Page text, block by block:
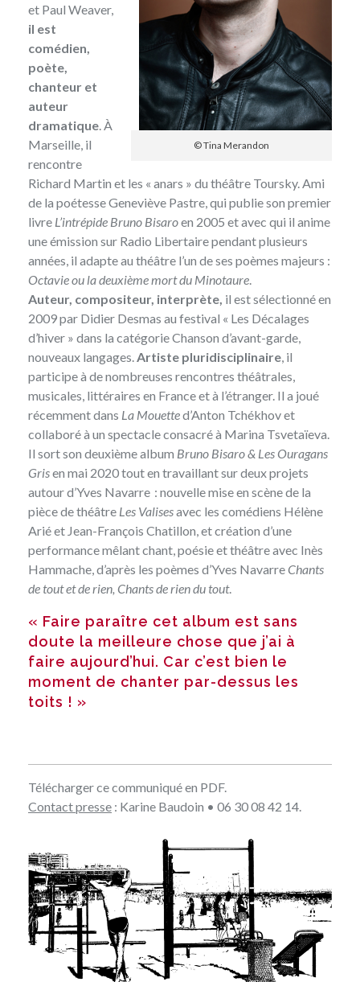
© Tina Merandon
et Paul Weaver,
il est
comédien,
poète,
chanteur et
auteur
dramatique . À
Marseille, il
rencontre
Richard Martin et les « anars » du théâtre Toursky. Ami
de la poétesse Geneviève Pastre, qui publie son premier
livre L’intrépide Bruno Bisaroen 2005 et avec qui il anime
une émission sur Radio Libertaire pendant plusieurs
années, il adapte au théâtre l’un de ses poèmes majeurs :
Octavie ou la deuxième mort du Minotaure
Auteur, compositeur, interprète, il est sélectionné en
2009 par Didier Desmas au festival « Les Décalages
d’hiver » dans la catégorie Chanson d’avant-garde,
nouveaux langages. Artiste pluridisciplinaire , il
participe à de nombreuses rencontres théâtrales,
musicales, littéraires en France et à l’étranger. Il a joué
récemment dans La Mouetted’Anton Tchékhov et
collaboré à un spectacle consacré à Marina Tsvetaïeva.
Il sort son deuxième album Bruno Bisaro & Les Ouragans
Grisen mai 2020 tout en travaillant surdeux projets
autour d’Yves Navarre : nouvelle mise en scène de la
pièce de théâtre Les Valisesavec les comédiens Hélène
Arié et Jean-François Chatillon, et création d’une
performance mêlant chant, poésie et théâtre avec Inès
Hammache, d’après les poèmes d’Yves NavarreChants
de tout et de rien, Chants de rien du tout.
« Faire paraître cet album est sans
doute la meilleure chose que j’ai à
faire aujourd’hui. Car c’est bien le
moment de chanter par-dessus les
toits ! »
Téléchargerce communiqué en PDF.
Contact presse : Karine Baudoin • 06 30 08 42 14.